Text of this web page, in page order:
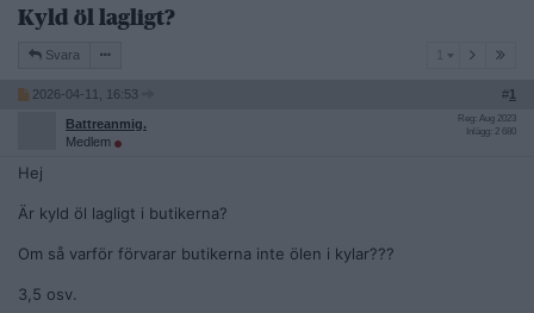
Kyld öl lagligt?
Svara
2026-04-11, 16:53 #1
Battreanmig.
Medlem
Reg: Aug 2023
Inlägg: 2 680
Hej
Är kyld öl lagligt i butikerna?
Om så varför förvarar butikerna inte ölen i kylar???
3,5 osv.